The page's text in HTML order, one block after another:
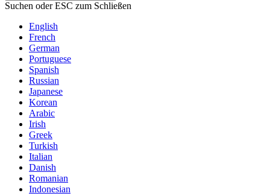
Suchen oder ESC zum Schließen
English
French
German
Portuguese
Spanish
Russian
Japanese
Korean
Arabic
Irish
Greek
Turkish
Italian
Danish
Romanian
Indonesian